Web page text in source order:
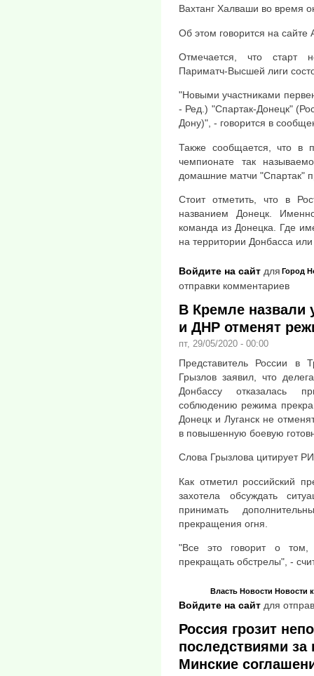
Вахтанг Халваши во время
Об этом говорится на
Отмечается, что старт
Париматч-Высшей лиги
"Новыми участниками
- Ред.) "Спартак-Донецк"
Дону)", - говорится в
Также сообщается, что в
чемпионате так
домашние матчи "Спартак"
Стоит отметить, что в
названием Донецк.
команда из Донецка. Где
на территории Донбасса
Город
Войдите на сайт для
отправки комментариев
В Кремле назвали
и ДНР отменят
пт, 29/05/2020 - 00:00
Представитель России в
Грызлов заявил, что
Донбассу отказалась
соблюдению режима
Донецк и Луганск не
в повышенную боевую
Слова Грызлова цитирует
Как отметил российский
захотела обсуждать
принимать
прекращения огня.
"Все это говорит о том,
прекращать обстрелы", -
Власть Новости Новости
Войдите на сайт для
Россия грозит
последствиями
Минские